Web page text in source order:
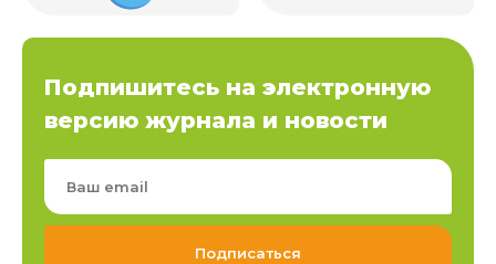
Подпишитесь на электронную
версию журнала и новости